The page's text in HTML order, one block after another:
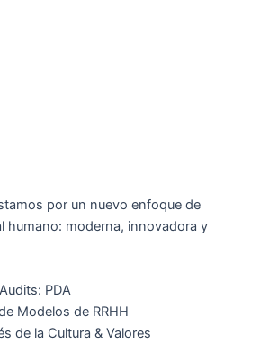
por un nuevo enfoque de
humano: moderna, innovadora y
PDA
Modelos de RRHH
de la Cultura & Valores